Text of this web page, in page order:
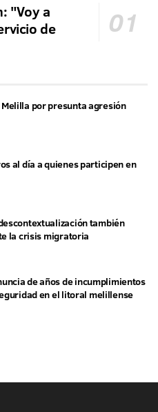
"Voy a
de
por presunta agresión
al día a quienes participen en
también
la crisis migratoria
de años de incumplimientos
en el litoral melillense